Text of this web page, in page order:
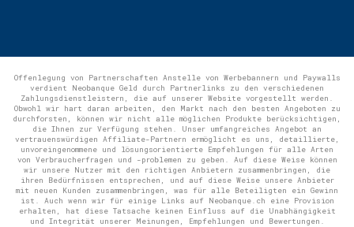
Offenlegung von Partnerschaften Anstelle von Werbebannern und Paywalls
verdient Neobanque Geld durch Partnerlinks zu den verschiedenen
Zahlungsdienstleistern, die auf unserer Website vorgestellt werden.
Obwohl wir hart daran arbeiten, den Markt nach den besten Angeboten zu
durchforsten, können wir nicht alle möglichen Produkte berücksichtigen,
die Ihnen zur Verfügung stehen. Unser umfangreiches Angebot an
vertrauenswürdigen Affiliate-Partnern ermöglicht es uns, detaillierte,
unvoreingenommene und lösungsorientierte Empfehlungen für alle Arten
von Verbraucherfragen und -problemen zu geben. Auf diese Weise können
wir unsere Nutzer mit den richtigen Anbietern zusammenbringen, die
ihren Bedürfnissen entsprechen, und auf diese Weise unsere Anbieter
mit neuen Kunden zusammenbringen, was für alle Beteiligten ein Gewinn
ist. Auch wenn wir für einige Links auf Neobanque.ch eine Provision
erhalten, hat diese Tatsache keinen Einfluss auf die Unabhängigkeit
und Integrität unserer Meinungen, Empfehlungen und Bewertungen.